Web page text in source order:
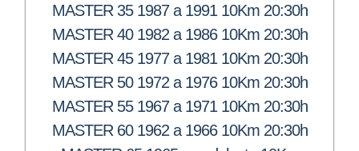
MASTER 35 1987 a 1991 10Km 20:30h
MASTER 40 1982 a 1986 10Km 20:30h
MASTER 45 1977 a 1981 10Km 20:30h
MASTER 50 1972 a 1976 10Km 20:30h
MASTER 55 1967 a 1971 10Km 20:30h
MASTER 60 1962 a 1966 10Km 20:30h